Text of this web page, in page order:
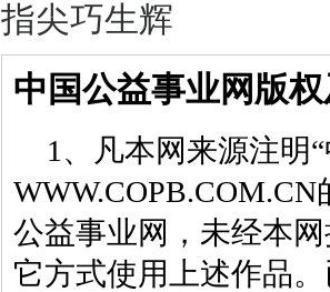
指尖巧生辉
中国公益事业网版
1、凡本网来源注明
公益事业网，未经本
它方式使用上述作品